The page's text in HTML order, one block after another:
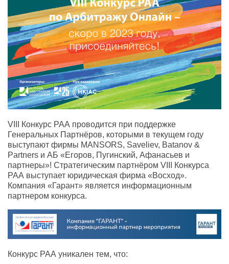
VIII Конкурс РАА проводится при поддержке
Генеральных Партнёров, которыми в текущем году
выступают фирмы MANSORS, Saveliev, Batanov &
Partners и АБ «Егоров, Пугинский, Афанасьев и
партнеры»! Стратегическим партнёром VIII Конкурса
РАА выступает юридическая фирма «Восход».
Компания «Гарант» является информационным
партнером конкурса.
Конкурс РАА уникален тем, что: